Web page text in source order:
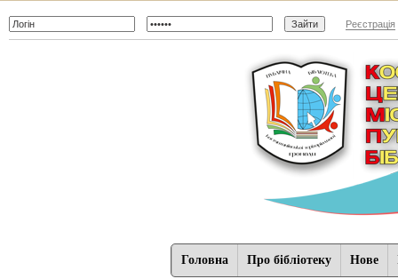
Реєстрація
Головна Про бібліотеку Нове